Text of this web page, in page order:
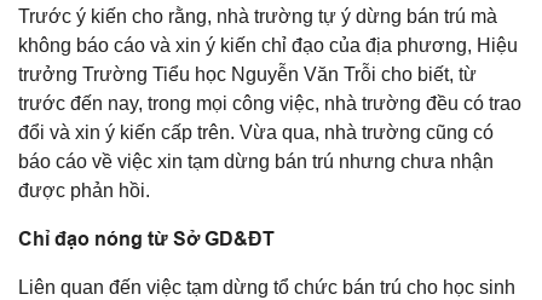
Trước ý kiến cho rằng, nhà trường tự ý dừng bán trú mà
không báo cáo và xin ý kiến chỉ đạo của địa phương, Hiệu
trưởng Trường Tiểu học Nguyễn Văn Trỗi cho biết, từ
trước đến nay, trong mọi công việc, nhà trường đều có trao
đổi và xin ý kiến cấp trên. Vừa qua, nhà trường cũng có
báo cáo về việc xin tạm dừng bán trú nhưng chưa nhận
được phản hồi.
Chỉ đạo nóng từ Sở GD&ĐT
Liên quan đến việc tạm dừng tổ chức bán trú cho học sinh